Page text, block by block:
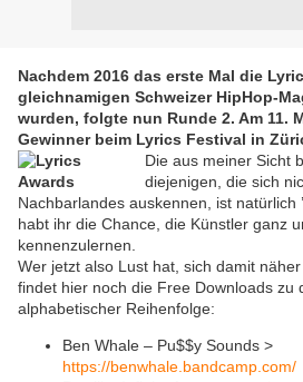
Nachdem 2016 das erste Mal die
gleichnamigen Schweizer HipHop-
wurden, folgte nun Runde 2. Am 11.
Gewinner beim Lyrics Festival in
Die aus meiner Sicht
diejenigen, die sich
Nachbarlandes auskennen, ist natürlich
habt ihr die Chance, die Künstler ganz
kennenzulernen.
Wer jetzt also Lust hat, sich damit
findet hier noch die Free Downloads zu
alphabetischer Reihenfolge:
Ben Whale – Pu$$y Sounds >
https://benwhale.bandcamp.com/